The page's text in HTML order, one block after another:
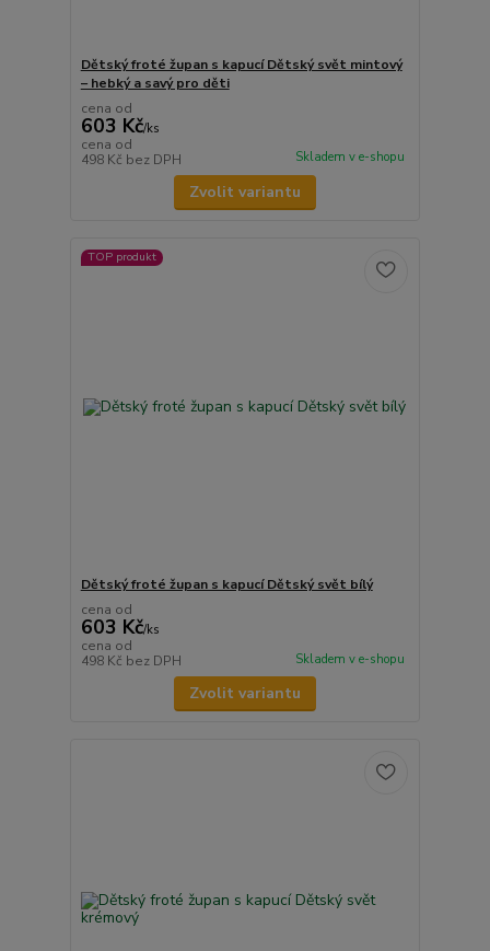
Dětský froté župan s kapucí Dětský svět mintový
– hebký a savý pro děti
cena od
603 Kč/ks
cena od
498 Kč bez DPH Skladem v e-shopu
Zvolit variantu
TOP produkt
Dětský froté župan s kapucí Dětský svět bílý
cena od
603 Kč/ks
cena od
498 Kč bez DPH Skladem v e-shopu
Zvolit variantu